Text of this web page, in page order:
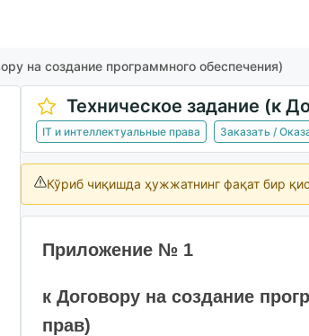
на создание программного обеспечения)
IT и интеллектуальные права Заказать /
Кўриб чиқишда ҳужжатнинг фақат бир
Приложение № 1
к Договору на создание
прав)